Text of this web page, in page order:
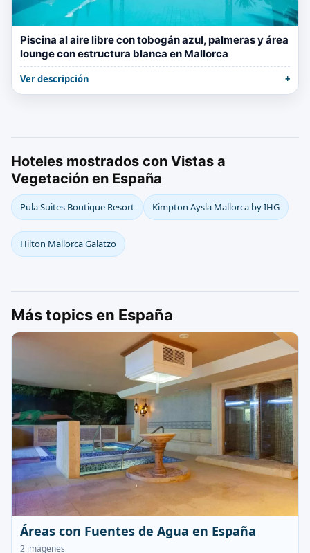
Piscina al aire libre con tobogán azul, palmeras y área
lounge con estructura blanca en Mallorca
Ver descripción
Hoteles mostrados con Vistas a
Vegetación en España
Pula Suites Boutique Resort Kimpton Aysla Mallorca by IHG
Hilton Mallorca Galatzo
Más topics en España
Áreas con Fuentes de Agua en España
2 imágenes